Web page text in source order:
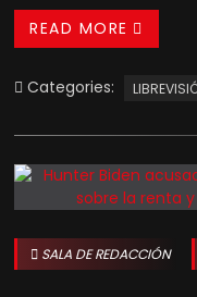
READ MORE
Categories:
SALA DE REDACCIÓN